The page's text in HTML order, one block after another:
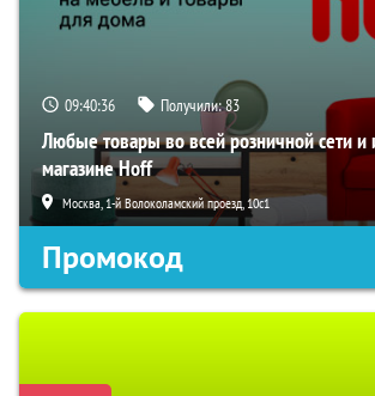
09:40:36 Получили:83
Любые товары во всей розничной сети и
магазине Hoff
Москва, 1-й Волоколамский проезд, 10с1
Промокод